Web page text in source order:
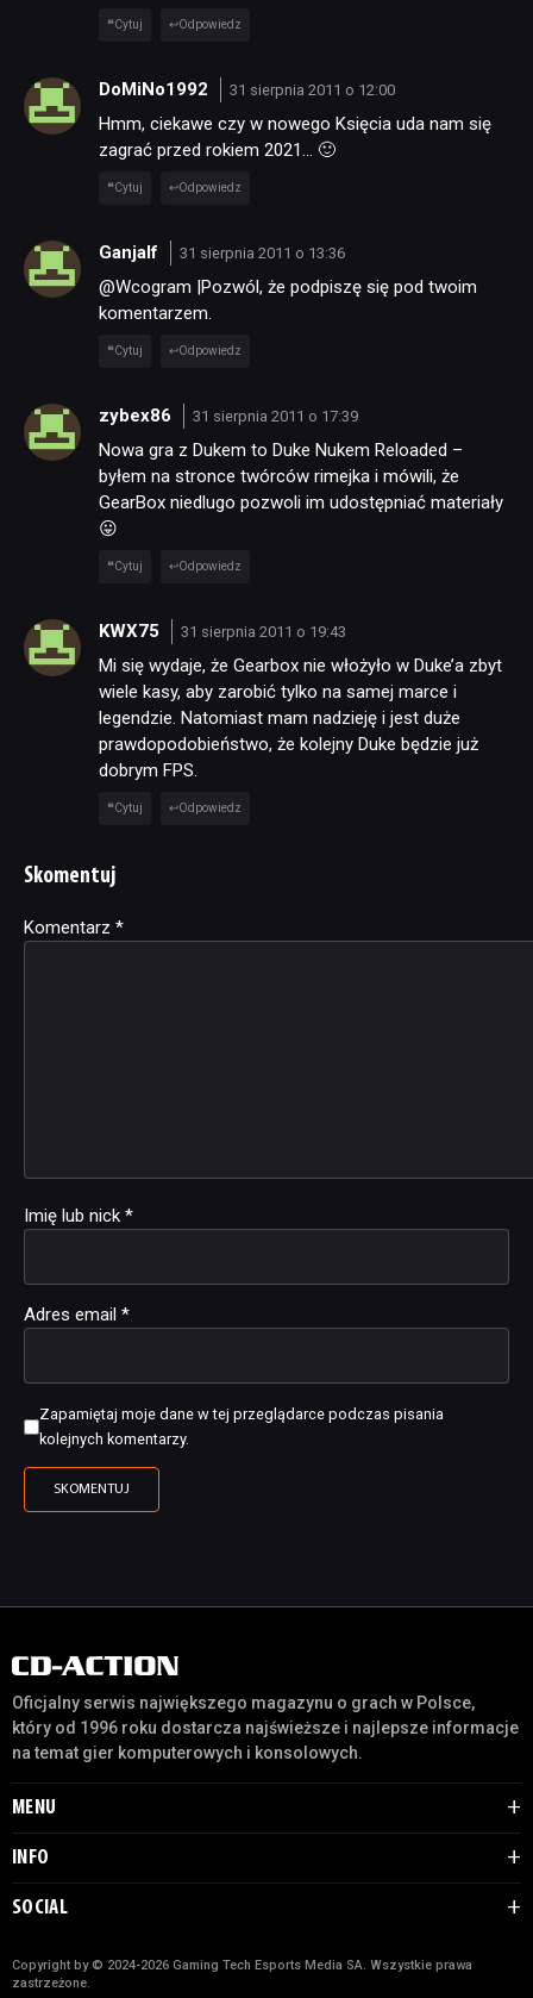
Cytuj Odpowiedz
DoMiNo1992 31 sierpnia 2011 o 12:00
Hmm, ciekawe czy w nowego Księcia uda nam się
zagrać przed rokiem 2021… 🙂
Cytuj Odpowiedz
Ganjalf 31 sierpnia 2011 o 13:36
@Wcogram |Pozwól, że podpiszę się pod twoim
komentarzem.
Cytuj Odpowiedz
zybex86 31 sierpnia 2011 o 17:39
Nowa gra z Dukem to Duke Nukem Reloaded –
byłem na stronce twórców rimejka i mówili, że
GearBox niedlugo pozwoli im udostępniać materiały
😛
Cytuj Odpowiedz
KWX75 31 sierpnia 2011 o 19:43
Mi się wydaje, że Gearbox nie włożyło w Duke’a zbyt
wiele kasy, aby zarobić tylko na samej marce i
legendzie. Natomiast mam nadzieję i jest duże
prawdopodobieństwo, że kolejny Duke będzie już
dobrym FPS.
Cytuj Odpowiedz
Skomentuj
Komentarz *
Imię lub nick *
Adres email *
Zapamiętaj moje dane w tej przeglądarce podczas pisania
kolejnych komentarzy.
Alternative:
Oficjalny serwis największego magazynu o grach w Polsce,
który od 1996 roku dostarcza najświeższe i najlepsze informacje
na temat gier komputerowych i konsolowych.
MENU
INFO
SOCIAL
Copyright by © 2024-2026 Gaming Tech Esports Media SA. Wszystkie prawa
zastrzeżone.